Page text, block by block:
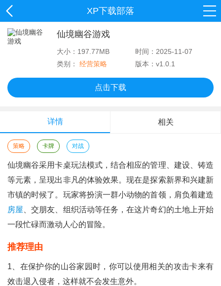
XP下载部落
仙境幽谷游戏
大小：197.77MB
时间：2025-11-07
类别： 经营策略 版本：v1.0.1
点击下载
详情 相关
策略 卡牌 对战
仙境幽谷采用卡桌玩法模式，结合相应的管理、建设、铸造
等元素，呈现出非凡的体验效果。现在是探索新界和兴建新
市镇的时候了。玩家将扮演一群小动物的首领，肩负着建造
房屋 、交朋友、组织活动等任务，在这片奇幻的土地上开始
一段忙碌而激动人心的冒险。
推荐理由
1、在保护你的山谷家园时，你可以使用相关的攻击卡来有
效击退入侵者，这样就不会发生意外。